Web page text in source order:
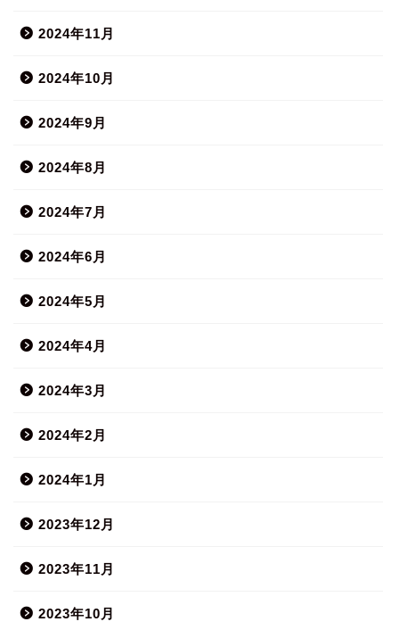
2024年11月
2024年10月
2024年9月
2024年8月
2024年7月
2024年6月
2024年5月
2024年4月
2024年3月
2024年2月
2024年1月
2023年12月
2023年11月
2023年10月